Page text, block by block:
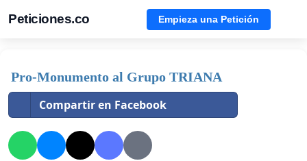
Peticiones.co Empieza una Petición
Pro-Monumento al Grupo TRIANA
Compartir en Facebook